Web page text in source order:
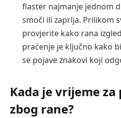
flaster najmanje jednom
smoči ili zaprlja. Prilikom
provjerite kako rana
praćenje je ključno kako
se pojave znakovi koji
Kada je vrijeme
zbog rane?